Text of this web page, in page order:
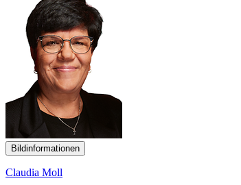
Bildinformationen
Claudia Moll